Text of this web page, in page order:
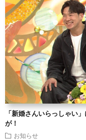
「新婚さんいらっしゃい
が！
お知らせ